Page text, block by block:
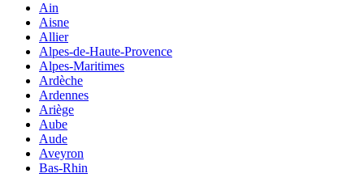
Ain
Aisne
Allier
Alpes-de-Haute-Provence
Alpes-Maritimes
Ardèche
Ardennes
Ariège
Aube
Aude
Aveyron
Bas-Rhin